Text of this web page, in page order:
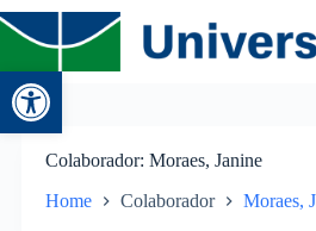
Abrir a barra de
Colaborador Moraes, Janine
Home Colaborador Moraes,